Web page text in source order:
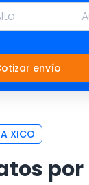
envío
XICO
por